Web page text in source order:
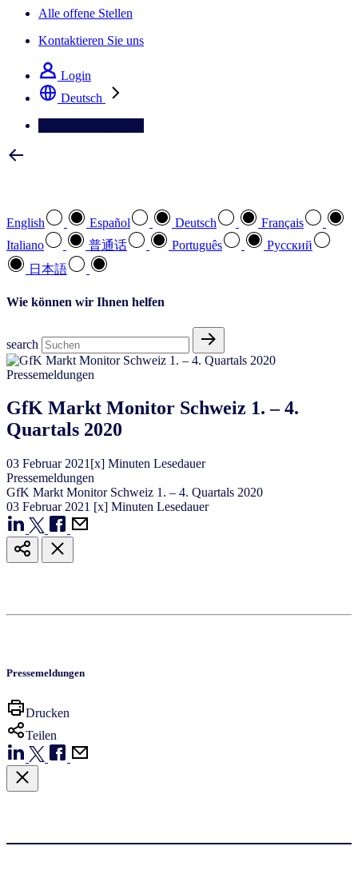
Alle offene Stellen
Kontaktieren Sie uns
Login
Deutsch
English Español Deutsch
Français
Italiano
普通话 Português
Pусский
日本語
Wie können wir Ihnen helfen
search
Pressemeldungen
GfK Markt Monitor Schweiz 1. – 4.
Quartals 2020
03 Februar 2021 [x] Minuten Lesedauer
Pressemeldungen
GfK Markt Monitor Schweiz 1. – 4. Quartals 2020
03 Februar 2021 [x] Minuten Lesedauer
Pressemeldungen
Drucken
Teilen